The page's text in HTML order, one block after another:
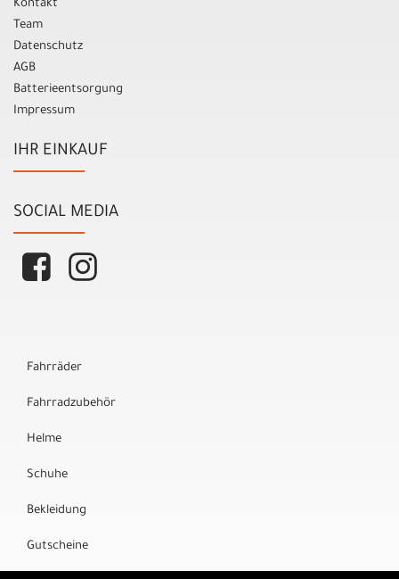
Kontakt
Team
Datenschutz
AGB
Batterieentsorgung
Impressum
IHR EINKAUF
SOCIAL MEDIA
Fahrräder
Fahrradzubehör
Helme
Schuhe
Bekleidung
Gutscheine